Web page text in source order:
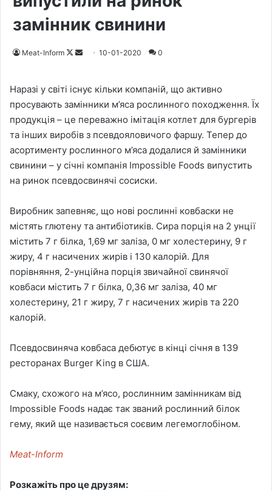
замінник свинини
Meat-Inform
F
w
o
n
X
d
n
e
m
a
i
10-01-2020 0
Наразі у світі існує кільки компаній, що активно
просувають замінники м’яса рослинного походження. Їх
продукція – це переважно імітація котлет для бургерів
та інших виробів з псевдояловичого фаршу. Тепер до
асортименту рослинного м’яса додалися й замінники
свинини – у січні компанія Impossible Foods випустить
на ринок псевдосвинячі сосиски.
Виробник запевняє, що нові рослинні ковбаски не
містять глютену та антибіотиків. Сира порція на 2 унції
містить 7 г білка, 1,69 мг заліза, 0 мг холестерину, 9 г
жиру, 4 г насичених жирів і 130 калорій. Для
порівняння, 2-унційна порція звичайної свинячої
ковбаси містить 7 г білка, 0,36 мг заліза, 40 мг
холестерину, 21 г жиру, 7 г насичених жирів та 220
калорій.
Псевдосвиняча ковбаса дебютує в кінці січня в 139
ресторанах Burger King в США.
Смаку, схожого на м’ясо, рослинним замінникам від
Impossible Foods надає так званий рослинний білок
гему, який ще називається соєвим легемоглобіном.
Meat-Inform
Розкажіть про це друзям: